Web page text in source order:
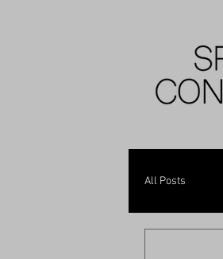
All Posts